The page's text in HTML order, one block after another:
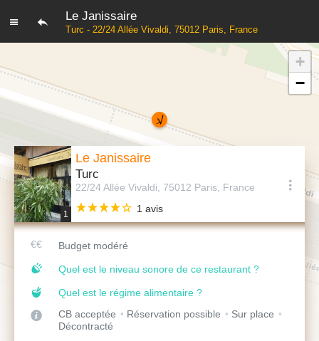
Le Janissaire
Turc - 22/24 Allée Vivaldi, 75012 Paris, France
1
Le Janissaire
Turc
22/24 Allée Vivaldi, 75012 Paris, France
1 avis
Budget modéré
Quel est le niveau sonore de ce restaurant ?
Quel est le régime alimentaire ?
CB acceptée
Réservation possible
Sur place
Décontracté
+
−